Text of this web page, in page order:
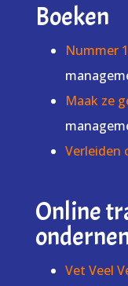
Boeken
Nummer 1
Maak ze
Verleiden
Online
Vet Veel